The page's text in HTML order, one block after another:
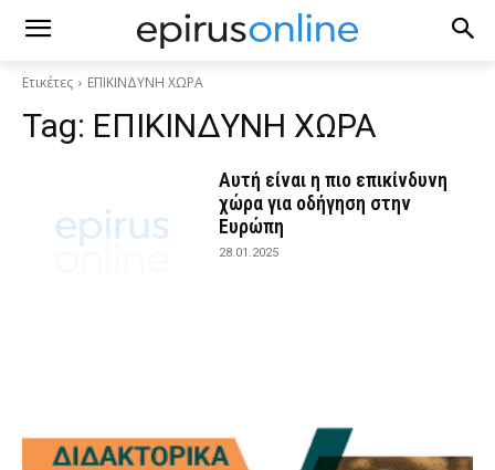
Ετικέτες ΕΠΙΚΙΝΔΥΝΗ ΧΩΡΑ
Tag: ΕΠΙΚΙΝΔΥΝΗ ΧΩΡΑ
Αυτή είναι η πιο επικίνδυνη
χώρα για οδήγηση στην
Ευρώπη
28.01.2025